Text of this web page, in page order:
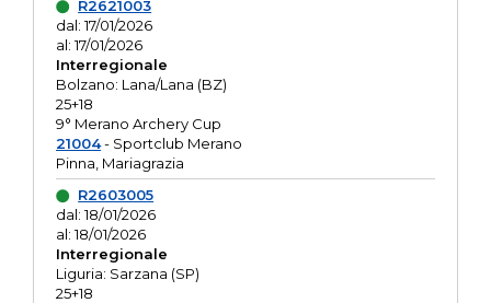
R2621003
dal: 17/01/2026
al: 17/01/2026
Interregionale
Bolzano: Lana/Lana (BZ)
25+18
9° Merano Archery Cup
21004- Sportclub Merano
Pinna, Mariagrazia
R2603005
dal: 18/01/2026
al: 18/01/2026
Interregionale
Liguria: Sarzana (SP)
25+18